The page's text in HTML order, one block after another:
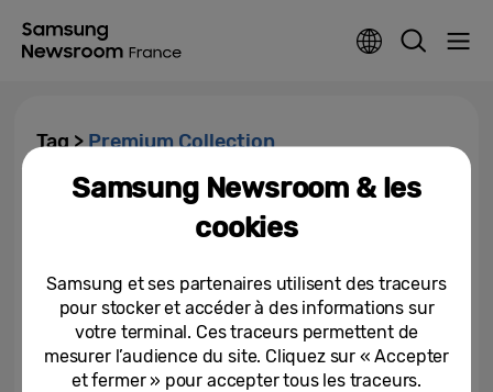
Tag >Premium Collection
Samsung annonce le lancement
en France de sa nouvelle
02-03-2023
Samsung Newsroom & les
cookies
Samsung et ses partenaires utilisent des traceurs
pour stocker et accéder à des informations sur
votre terminal. Ces traceurs permettent de
mesurer l’audience du site. Cliquez sur « Accepter
et fermer » pour accepter tous les traceurs.